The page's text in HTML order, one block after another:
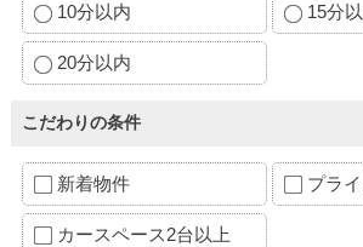
10分以内 15分
20分以内
こだわりの条件
新着物件 プラ
カースペース2台以上